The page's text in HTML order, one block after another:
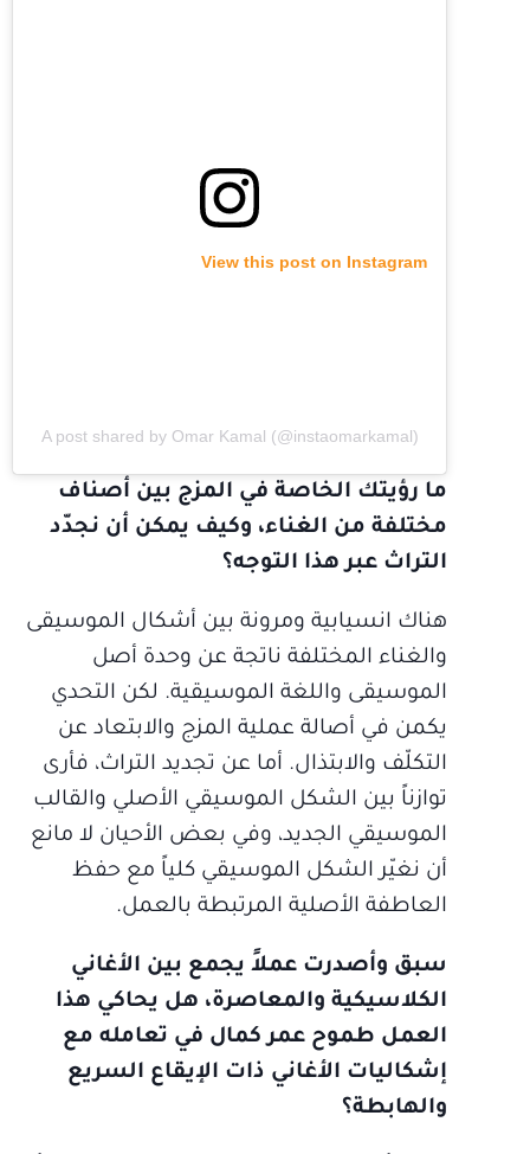
View this post on Instagram
A post shared by Omar Kamal (@instaomarkamal)
ما رؤيتك الخاصة في المزج بين أصناف
مختلفة من الغناء، وكيف يمكن أن نجدّد
التراث عبر هذا التوجه؟
هناك انسيابية ومرونة بين أشكال الموسيقى
والغناء المختلفة ناتجة عن وحدة أصل
الموسيقى واللغة الموسيقية. لكن التحدي
يكمن في أصالة عملية المزج والابتعاد عن
التكلّف والابتذال. أما عن تجديد التراث، فأرى
توازناً بين الشكل الموسيقي الأصلي والقالب
الموسيقي الجديد، وفي بعض الأحيان لا مانع
أن نغيّر الشكل الموسيقي كلياً مع حفظ
العاطفة الأصلية المرتبطة بالعمل.
سبق وأصدرت عملاً يجمع بين الأغاني
الكلاسيكية والمعاصرة، هل يحاكي هذا
العمل طموح عمر كمال في تعامله مع
إشكاليات الأغاني ذات الإيقاع السريع
والهابطة؟